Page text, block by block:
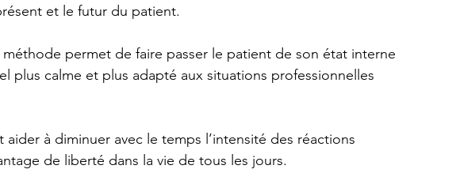
et le futur du patient.
méthode permet de faire passer le patient de son état interne
plus calme et plus adapté aux situations professionnelles
à diminuer avec le temps l’intensité des réactions
de liberté dans la vie de tous les jours.